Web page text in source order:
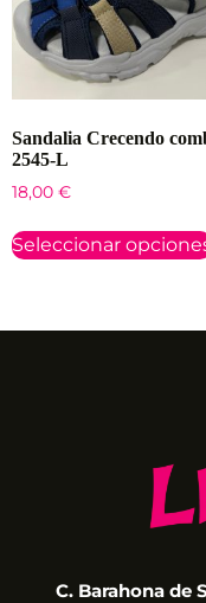
Sandalia Crecendo
2545-L
18,00 €
Seleccionar
C. Barahona de